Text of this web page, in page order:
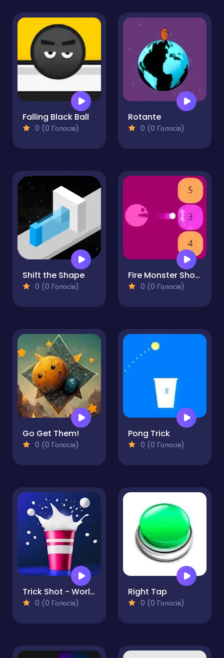
Falling Black Ball
0 (0 Голосів)
Rotante
0 (0 Голосів)
Shift the Shape
0 (0 Голосів)
Fire Monster Shooter
0 (0 Голосів)
Go Get Them!
0 (0 Голосів)
Pong Trick
0 (0 Голосів)
Trick Shot - World Challenge
0 (0 Голосів)
Right Tap
0 (0 Голосів)